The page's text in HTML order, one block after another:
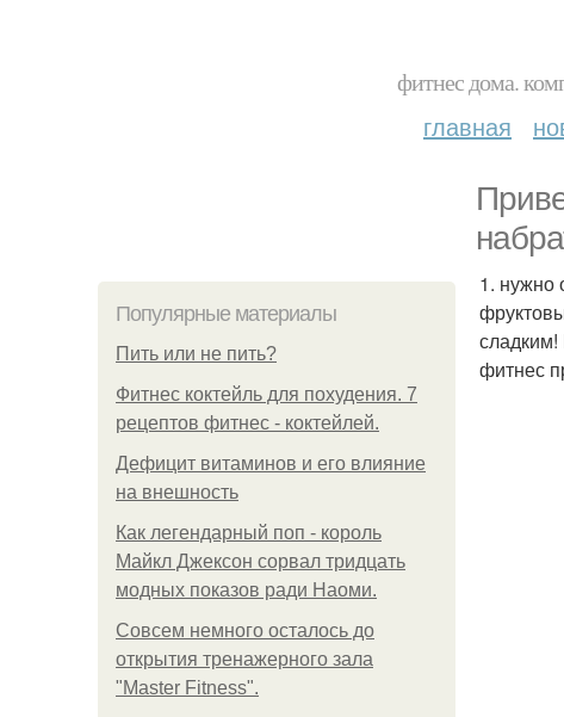
фитнес дома.
главная
Популярные материалы
Пить или не пить?
Фитнес коктейль для похудения. 7
рецептов фитнес - коктейлей.
Дефицит витаминов и его влияние
на внешность
Как легендарный поп - король
Майкл Джексон сорвал тридцать
модных показов ради Наоми.
Совсем немного осталось до
открытия тренажерного зала
"Master Fitness".
1. нужно
фитнес